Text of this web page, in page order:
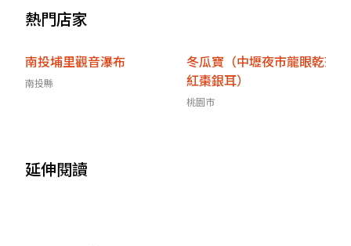
熱門店家
南投埔里觀音瀑布
南投縣
冬瓜寶（中壢夜市龍眼乾茶
紅棗銀耳）
桃園市
延伸閱讀